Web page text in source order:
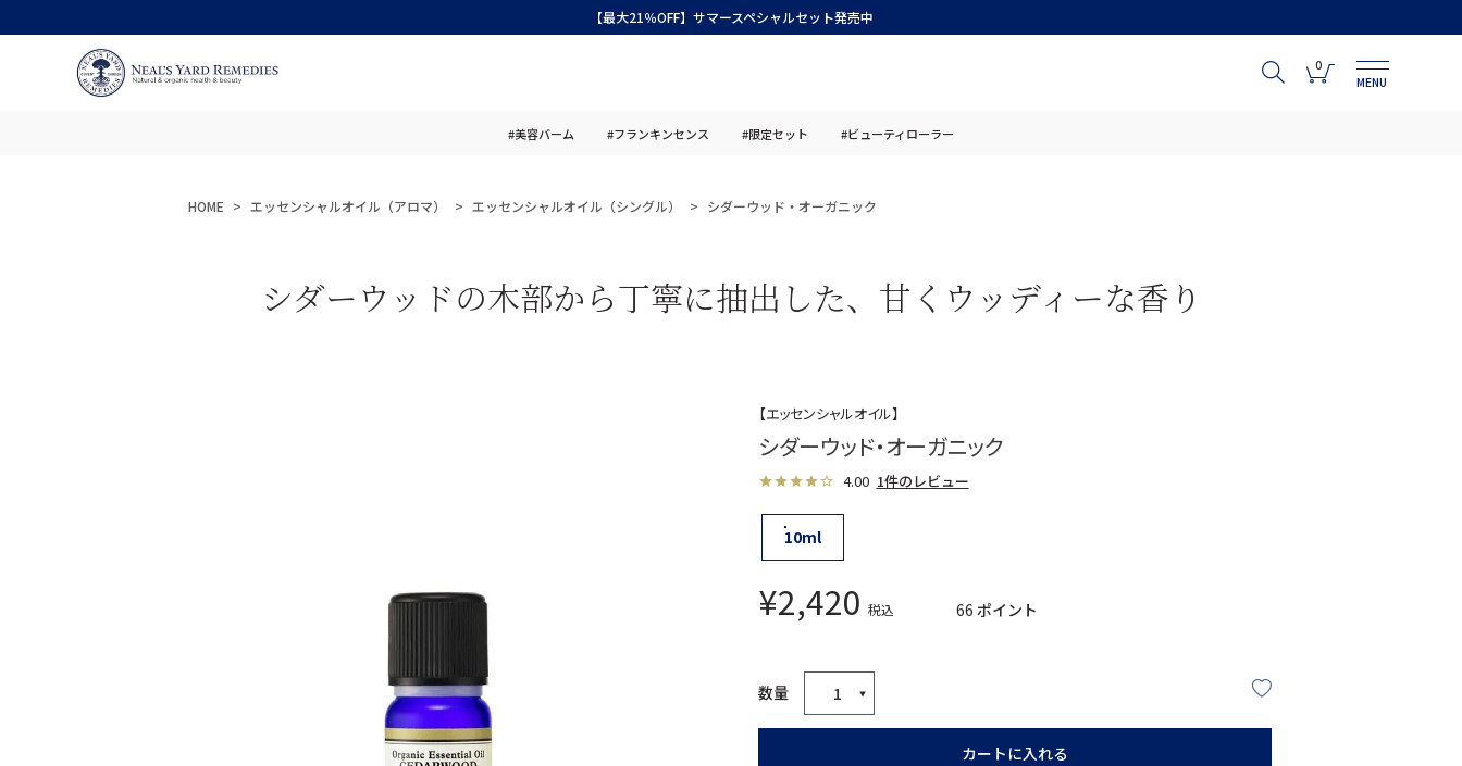
【最大21％OFF】サマースペシャルセット発売中
0
MENU
#美容バーム #フランキンセンス #限定セット #ビューティローラー
HOME エッセンシャルオイル（アロマ） エッセンシャルオイル（シングル） シダーウッド・オーガニック
シダーウッドの木部から丁寧に抽出した、甘くウッディーな香り
【エッセンシャルオイル】
シダーウッド・オーガニック
4.00 1件のレビュー
10ml
¥2,420 税込 66 ポイント
カートに入れる